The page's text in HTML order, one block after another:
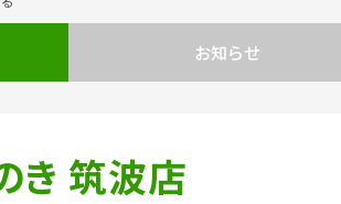
お知らせ
き 筑波店